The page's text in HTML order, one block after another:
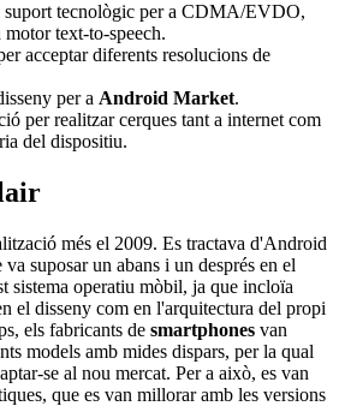
suport tecnològic per a CDMA/EVDO,
text-to-speech.
acceptar diferents resolucions de
per a Android Market.
per realitzar cerques tant a internet com
del dispositiu.
més el 2009. Es tractava d'Android
suposar un abans i un després en el
sistema operatiu mòbil, ja que incloïa
el disseny com en l'arquitectura del propi
els fabricants de smartphones van
models amb mides dispars, per la qual
se al nou mercat. Per a això, es van
que es van millorar amb les versions